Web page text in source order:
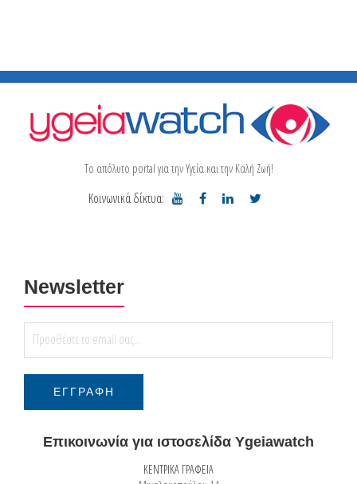
Το απόλυτο portal για την Υγεία και την Καλή Ζωή!
Κοινωνικά δίκτυα:
Newsletter
Επικοινωνία για ιστοσελίδα Ygeiawatch
ΚΕΝΤΡΙΚΑ ΓΡΑΦΕΙΑ